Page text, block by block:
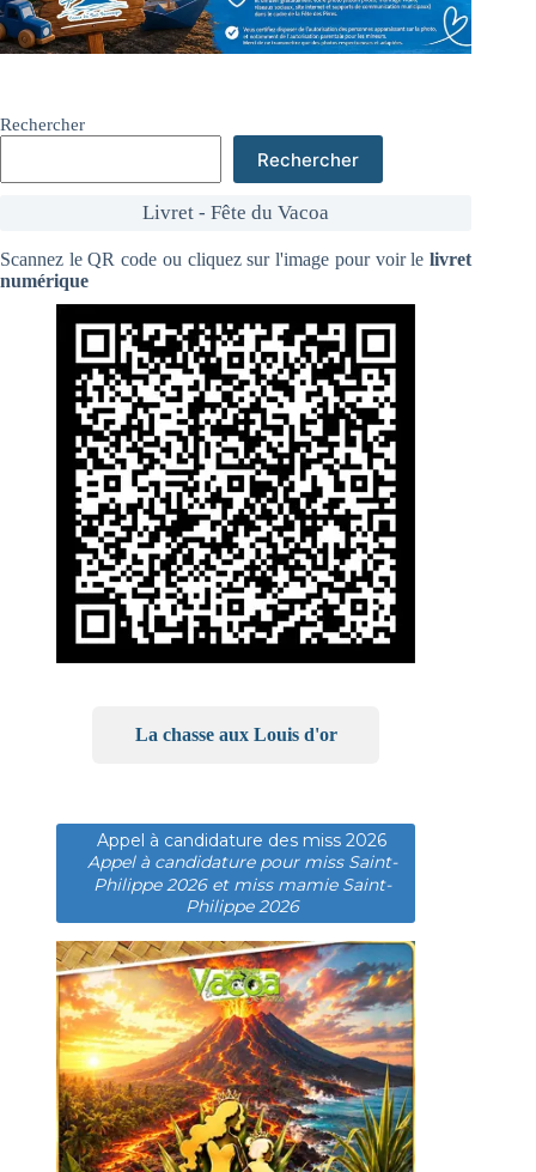
Rechercher
Rechercher
Livret - Fête du Vacoa
Scannez le QR code ou cliquez sur l'image pour voir lelivret
numérique
La chasse aux Louis d'or
Appel à candidature des miss 2026
Appel à candidature pour miss Saint-
Philippe 2026 et miss mamie Saint-
Philippe 2026